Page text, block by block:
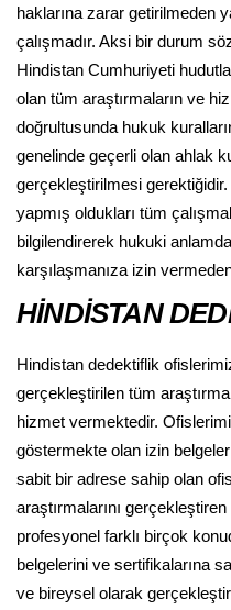
haklarına zarar getirilmeden
çalışmadır. Aksi bir durum
Hindistan Cumhuriyeti
olan tüm araştırmaların ve
doğrultusunda hukuk
genelinde geçerli olan ahlak
gerçekleştirilmesi
yapmış oldukları tüm
bilgilendirerek hukuki
karşılaşmanıza izin
HİNDİSTAN
Hindistan dedektiflik
gerçekleştirilen tüm
hizmet vermektedir.
göstermekte olan izin
sabit bir adrese sahip olan
araştırmalarını
profesyonel farklı birçok
belgelerini ve sertifikalarına
ve bireysel olarak